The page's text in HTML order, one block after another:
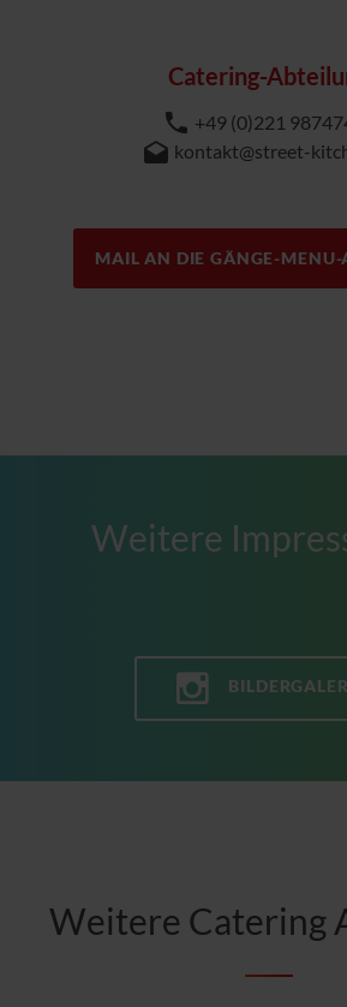
Catering-
+49 (0)221
kontakt@street-
MAIL AN DIE GÄNGE-MENU-
Weitere
Weitere Catering